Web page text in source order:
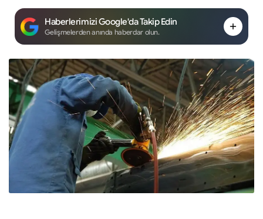
Haberlerimizi Google'da Takip Edin
Gelişmelerden anında haberdar olun.